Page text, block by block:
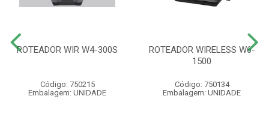
ROTEADOR WIR W4-300S
Código: 750215
Embalagem: UNIDADE
ROTEADOR WIRELESS W6-
1500
Código: 750134
Embalagem: UNIDADE